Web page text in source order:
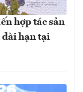
hợp tác sản
dài hạn tại